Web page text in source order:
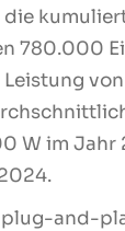
780.000
W im Jahr
and-